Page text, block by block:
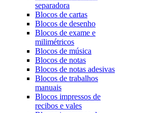
separadora
Blocos de cartas
Blocos de desenho
Blocos de exame e
milimétricos
Blocos de música
Blocos de notas
Blocos de notas adesivas
Blocos de trabalhos
manuais
Blocos impressos de
recibos e vales